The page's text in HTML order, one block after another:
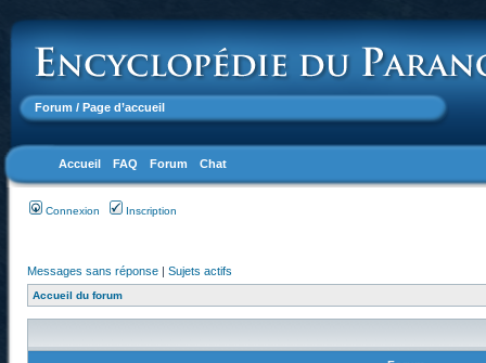
Forum / Page d’accueil
Accueil FAQ Forum Chat
Connexion Inscription
Messages sans réponse | Sujets actifs
Accueil du forum